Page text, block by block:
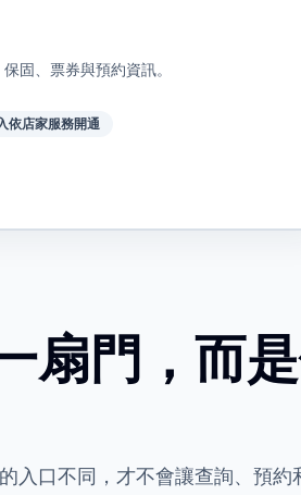
固、票券與預約資訊。
依店家服務開通
扇門，而
入口不同，才不會讓查詢、預約